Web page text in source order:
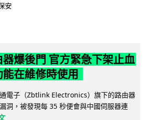
安
爆後門 官方緊急下架止血
在維修時使用
電子（Zbtlink Electronics）旗下的路由器
洞，被發現每 35 秒便會與中國伺服器連